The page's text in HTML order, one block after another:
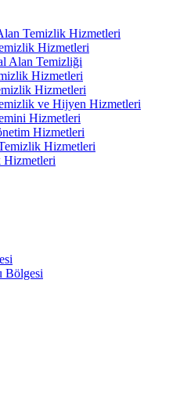
Temizlik Hizmetleri
Hizmetleri
Alan Temizliği
Hizmetleri
Hizmetleri
ve Hijyen Hizmetleri
Hizmetleri
Hizmetleri
Hizmetleri
Hizmetleri
Bölgesi